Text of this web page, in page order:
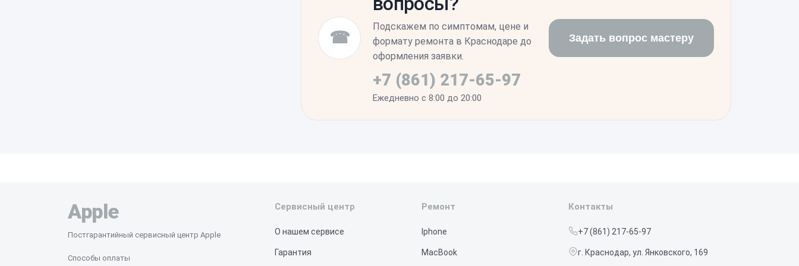
☎
Подскажем по симптомам, цене и
формату ремонта в Краснодаре до
оформления заявки.
+7 (861) 217-65-97
Ежедневно с 8:00 до 20:00
Задать вопрос мастеру
Apple
Постгарантийный сервисный центр Apple
Способы оплаты
Сервисный центр
О нашем сервисе
Гарантия
Ремонт
Iphone
MacBook
Контакты
+7 (861) 217-65-97
г. Краснодар, ул. Янковского, 169